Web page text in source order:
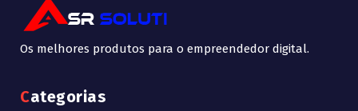
Os melhores produtos para o empreendedor digital.
Categorias